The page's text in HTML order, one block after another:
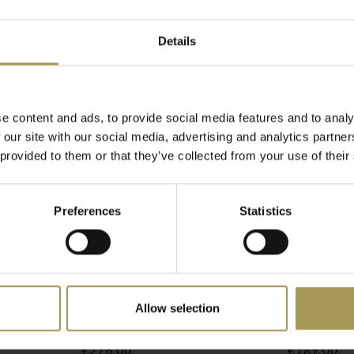
Details
content and ads, to provide social media features and to
site with our social media, advertising and analytics
to them or that they’ve collected from your use of
Preferences Statistics
Allow selection
eenvoudig meerdere
kasten een vlakke
in 1 kolom of 2
de kast is standaard
zes kleuren: wit
rood (RAL2004),
extra stabiliteit;
graden worden geopend;
2-4-6
PH garderobekast 2-4-6
€276,00
Metalen
€189,00